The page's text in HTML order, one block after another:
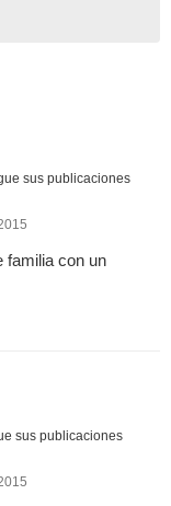
sus publicaciones
familia con un
sus publicaciones